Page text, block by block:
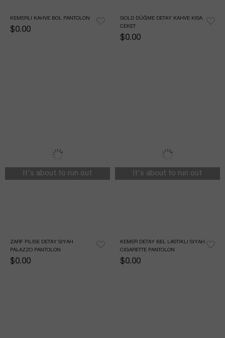
KEMERLI KAHVE BOL PANTOLON
$0.00
GOLD DÜĞME DETAY KAHVE KISA
CEKET
$0.00
ZARF PILISE DETAY SIYAH
PALAZZO PANTOLON
$0.00
It's about to run out
KEMER DETAY BEL LASTIKLI SIYAH
CIGARETTE PANTOLON
$0.00
It's about to run out